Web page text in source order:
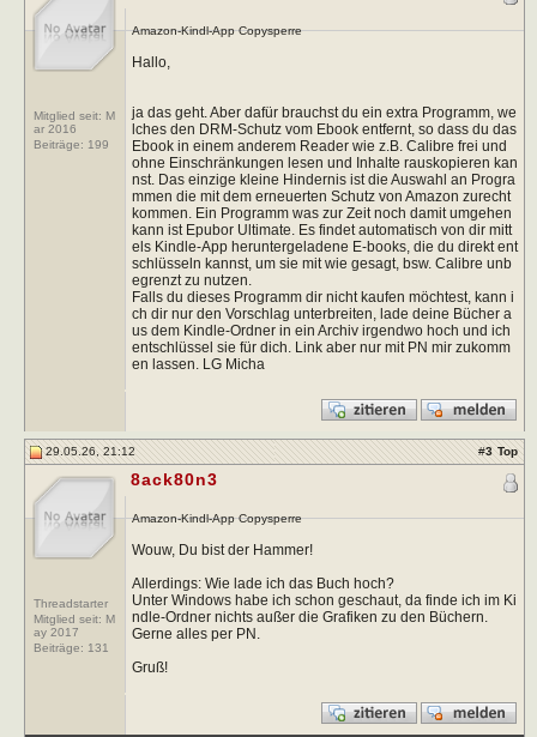
Mitglied seit: M
ar 2016
Beiträge: 199
Amazon-Kindl-App Copysperre
Hallo,
ja das geht. Aber dafür brauchst du ein extra Programm, we
lches den DRM-Schutz vom Ebook entfernt, so dass du das
Ebook in einem anderem Reader wie z.B. Calibre frei und
ohne Einschränkungen lesen und Inhalte rauskopieren kan
nst. Das einzige kleine Hindernis ist die Auswahl an Progra
mmen die mit dem erneuerten Schutz von Amazon zurecht
kommen. Ein Programm was zur Zeit noch damit umgehen
kann ist Epubor Ultimate. Es findet automatisch von dir mitt
els Kindle-App heruntergeladene E-books, die du direkt ent
schlüsseln kannst, um sie mit wie gesagt, bsw. Calibre unb
egrenzt zu nutzen.
Falls du dieses Programm dir nicht kaufen möchtest, kann i
ch dir nur den Vorschlag unterbreiten, lade deine Bücher a
us dem Kindle-Ordner in ein Archiv irgendwo hoch und ich
entschlüssel sie für dich. Link aber nur mit PN mir zukomm
en lassen. LG Micha
29.05.26, 21:12 #3 Top
Threadstarter
Mitglied seit: M
ay 2017
Beiträge: 131
8ack80n3
Amazon-Kindl-App Copysperre
Wouw, Du bist der Hammer!
Allerdings: Wie lade ich das Buch hoch?
Unter Windows habe ich schon geschaut, da finde ich im Ki
ndle-Ordner nichts außer die Grafiken zu den Büchern.
Gerne alles per PN.
Gruß!